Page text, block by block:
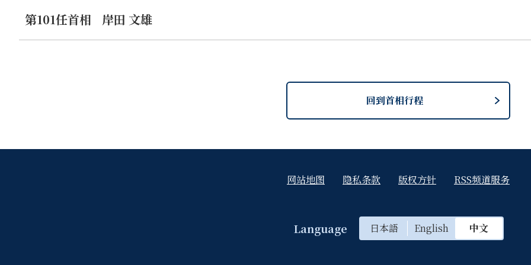
第101任首相
岸田 文雄
回到首相行程
网站地图 隐私条款 版权方针 RSS频道服务
Language 日本語 English 中文